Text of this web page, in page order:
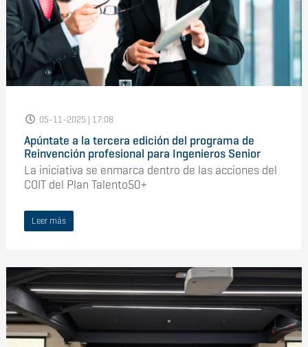
05-11-2025 | 17:08
Apúntate a la tercera edición del programa de
Reinvención profesional para Ingenieros Senior
La iniciativa se enmarca dentro de las acciones del
COIT del Plan Talento50+
Leer más